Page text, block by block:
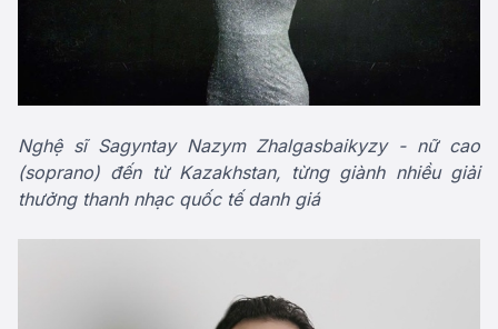
Nghệ sĩ Sagyntay Nazym Zhalgasbaikyzy - nữ cao
(soprano) đến từ Kazakhstan, từng giành nhiều giải
thưởng thanh nhạc quốc tế danh giá